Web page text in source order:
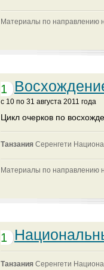
Материалы по направлению
1
c 10 по 31 августа 2011 года
Цикл очерков по
Танзания Серенгети
Материалы по направлению
1
Танзания Серенгети